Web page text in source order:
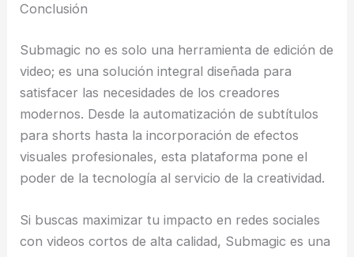
Conclusión
Submagic no es solo una herramienta de edición de
video; es una solución integral diseñada para
satisfacer las necesidades de los creadores
modernos. Desde la automatización de subtítulos
para shorts hasta la incorporación de efectos
visuales profesionales, esta plataforma pone el
poder de la tecnología al servicio de la creatividad.
Si buscas maximizar tu impacto en redes sociales
con videos cortos de alta calidad, Submagic es una